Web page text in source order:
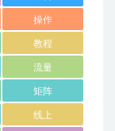
操作
教程
流量
矩阵
线上